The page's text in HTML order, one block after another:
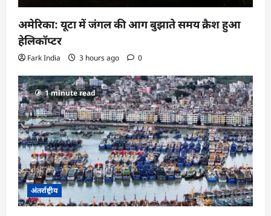
अमेरिका: यूटा में जंगल की आग बुझाते समय क्रैश हुआ
हेलिकॉप्टर
Fark India 3 hours ago 0
1 minute read
अंतर्राष्ट्रीय